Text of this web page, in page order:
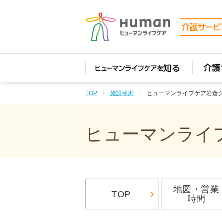
TOP 施設検索 ヒューマンライフケア岩倉
ヒューマンライ
TOP
地図・営業
時間